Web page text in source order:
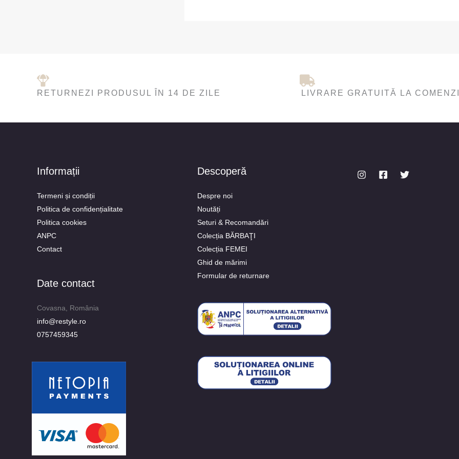
RETURNEZI PRODUSUL ÎN 14 DE ZILE LIVRARE GRATUITĂ LA
Informații
Termeni și condiții
Politica de confidențialitate
Politica cookies
ANPC
Contact
Date contact
Covasna, România
info@restyle.ro
0757459345
Descoperă
Despre noi
Noutăți
Seturi & Recomandări
Colecția BĂRBAŢI
Colecția FEMEI
Ghid de mărimi
Formular de returnare